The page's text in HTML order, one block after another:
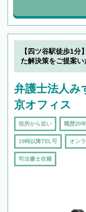
【四ツ谷駅徒歩1分
た解決策をご提案い
弁護士法人
京オフィス
役所から近い 職歴20
19時以降TEL可 オン
司法書士在籍